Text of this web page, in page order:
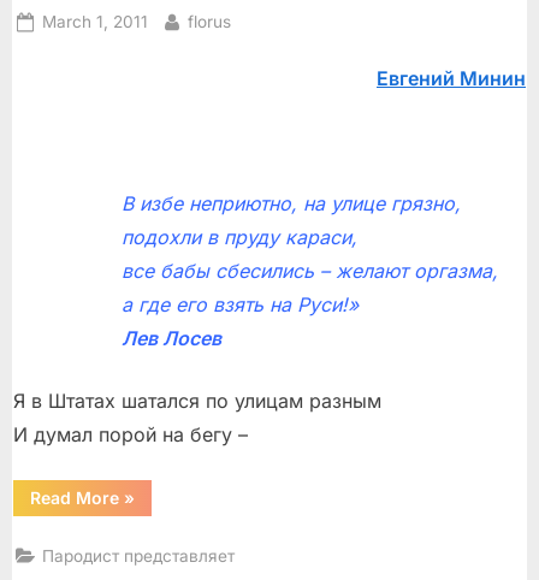
Posted
March 1, 2011 By
florus
Евгений Минин
В избе неприютно, на улице грязно,
подохли в пруду караси,
все бабы сбесились – желают оргазма,
а где его взять на Руси!»
Лев Лосев
Я в Штатах шатался по улицам разным
И думал порой на бегу –
Read More“Сравнительное”
»
Пародист представляет